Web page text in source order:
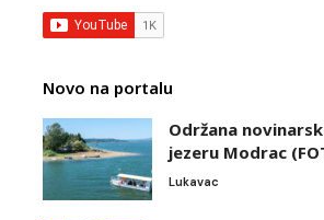
Novo na portalu
Održana
jezeru Modrac
Lukavac